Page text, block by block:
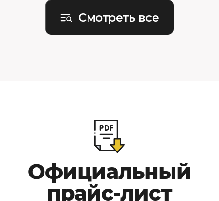
Смотреть все
Официальный
прайс-лист